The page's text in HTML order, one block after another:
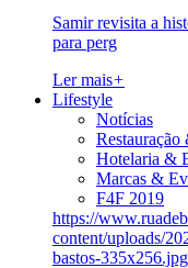
Samir revisita a
para perg
Ler mais+
Lifestyle
Notícias
Hotelaria &
Marcas &
F4F 2019
https://
content/uploads/
bastos-335x256.jpg